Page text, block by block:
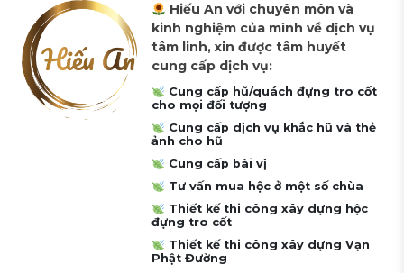
Hiếu An với chuyên môn và
kinh nghiệm của mình về dịch vụ
tâm linh, xin được tâm huyết
cung cấp dịch vụ:
Cung cấp hũ/quách đựng tro cốt
cho mọi đối tượng
Cung cấp dịch vụ khắc hũ và thẻ
ảnh cho hũ
Cung cấp bài vị
Tư vấn mua hộc ở một số chùa
Thiết kế thi công xây dựng hộc
đựng tro cốt
Thiết kế thi công xây dựng Vạn
Phật Đường